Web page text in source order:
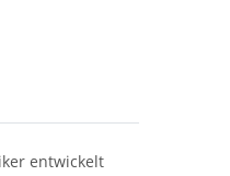
entwickelt